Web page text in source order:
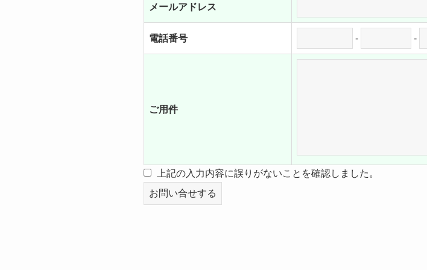
メールアドレス
電話番号 - -
ご用件
上記の入力内容に誤りがないことを確認しました。
お問い合せする